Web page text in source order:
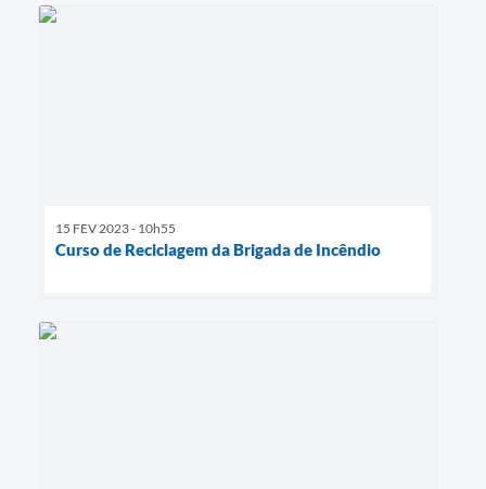
15 FEV 2023 - 10h55
Curso de Reciclagem da Brigada de Incêndio